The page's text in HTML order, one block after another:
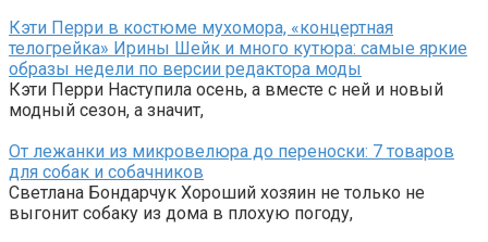
Кэти Перри в костюме мухомора, «концертная
телогрейка» Ирины Шейк и много кутюра: самые яркие
образы недели по версии редактора моды
Кэти Перри Наступила осень, а вместе с ней и новый
модный сезон, а значит,
От лежанки из микровелюра до переноски: 7 товаров
для собак и собачников
Светлана Бондарчук Хороший хозяин не только не
выгонит собаку из дома в плохую погоду,